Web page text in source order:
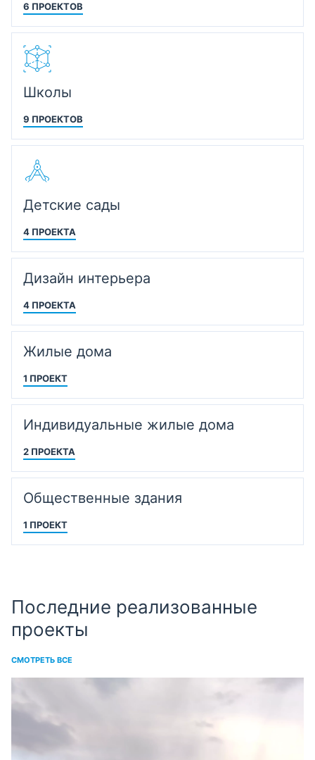
6 ПРОЕКТОВ
Школы
9 ПРОЕКТОВ
Детские сады
4 ПРОЕКТА
Дизайн интерьера
4 ПРОЕКТА
Жилые дома
1 ПРОЕКТ
Индивидуальные жилые дома
2 ПРОЕКТА
Общественные здания
1 ПРОЕКТ
Последние реализованные
проекты
СМОТРЕТЬ ВСЕ